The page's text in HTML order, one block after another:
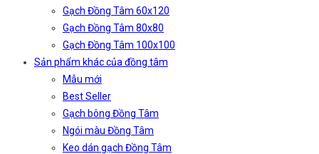
Gạch Đồng Tâm 60x120
Gạch Đồng Tâm 80x80
Gạch Đồng Tâm 100x100
Sản phẩm khác của đồng tâm
Mẫu mới
Best Seller
Gạch bông Đồng Tâm
Ngói màu Đồng Tâm
Keo dán gạch Đồng Tâm